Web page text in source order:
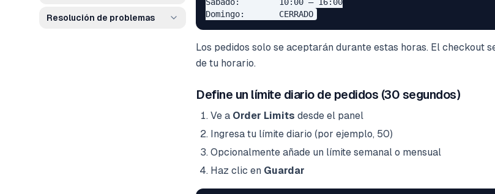
Resolución de problemas
Los pedidos solo se aceptarán durante estas horas. El checkout
de tu horario.
Define un límite diario de pedidos (30 segundos)
Ve a Order Limits desde el panel
Ingresa tu límite diario (por ejemplo, 50)
Opcionalmente añade un límite semanal o mensual
Haz clic en Guardar